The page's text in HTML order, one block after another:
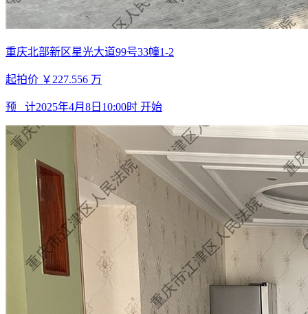
重庆北部新区星光大道99号33幢1-2
起拍价 ￥227.556 万
预 计2025年4月8日10:00时 开始